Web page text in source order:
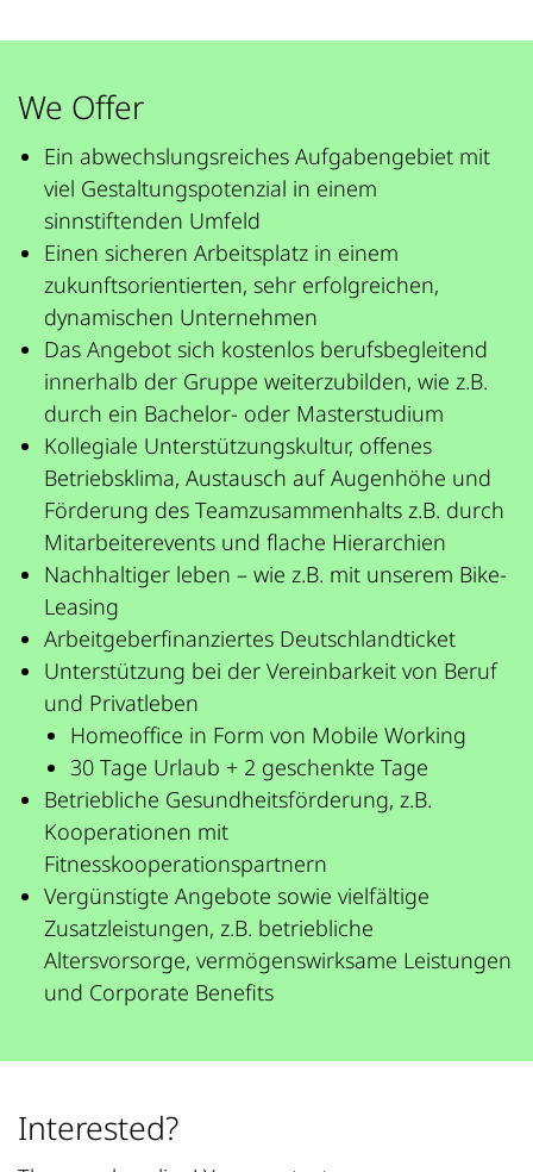
We Offer
Ein abwechslungsreiches Aufgabengebiet mit
viel Gestaltungspotenzial in einem
sinnstiftenden Umfeld
Einen sicheren Arbeitsplatz in einem
zukunftsorientierten, sehr erfolgreichen,
dynamischen Unternehmen
Das Angebot sich kostenlos berufsbegleitend
innerhalb der Gruppe weiterzubilden, wie z.B.
durch ein Bachelor- oder Masterstudium
Kollegiale Unterstützungskultur, offenes
Betriebsklima, Austausch auf Augenhöhe und
Förderung des Teamzusammenhalts z.B. durch
Mitarbeiterevents und flache Hierarchien
Nachhaltiger leben – wie z.B. mit unserem Bike-
Leasing
Arbeitgeberfinanziertes Deutschlandticket
Unterstützung bei der Vereinbarkeit von Beruf
und Privatleben
Homeoffice in Form von Mobile Working
30 Tage Urlaub + 2 geschenkte Tage
Betriebliche Gesundheitsförderung, z.B.
Kooperationen mit
Fitnesskooperationspartnern
Vergünstigte Angebote sowie vielfältige
Zusatzleistungen, z.B. betriebliche
Altersvorsorge, vermögenswirksame Leistungen
und Corporate Benefits
Interested?